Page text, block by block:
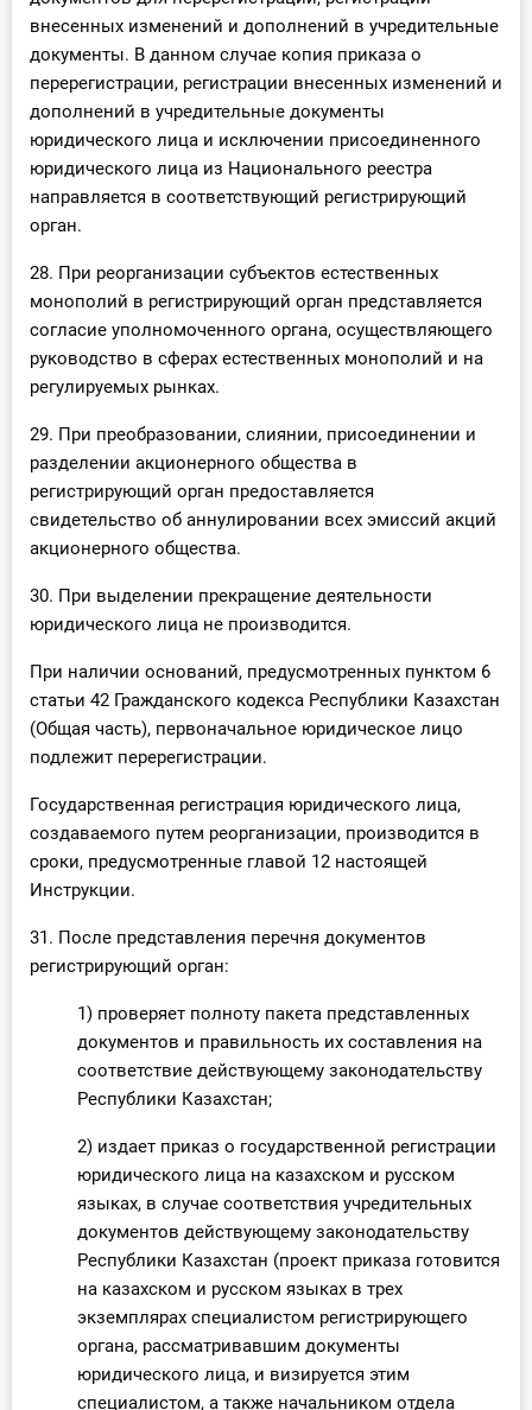
внесенных изменений и дополнений в учредительные
документы. В данном случае копия приказа о
перерегистрации, регистрации внесенных изменений и
дополнений в учредительные документы
юридического лица и исключении присоединенного
юридического лица из Национального реестра
направляется в соответствующий регистрирующий
орган.
28. При реорганизации субъектов естественных
монополий в регистрирующий орган представляется
согласие уполномоченного органа, осуществляющего
руководство в сферах естественных монополий и на
регулируемых рынках.
29. При преобразовании, слиянии, присоединении и
разделении акционерного общества в
регистрирующий орган предоставляется
свидетельство об аннулировании всех эмиссий акций
акционерного общества.
30. При выделении прекращение деятельности
юридического лица не производится.
При наличии оснований, предусмотренных пунктом 6
статьи 42 Гражданского кодекса Республики Казахстан
(Общая часть), первоначальное юридическое лицо
подлежит перерегистрации.
Государственная регистрация юридического лица,
создаваемого путем реорганизации, производится в
сроки, предусмотренные главой 12 настоящей
Инструкции.
31. После представления перечня документов
регистрирующий орган:
1) проверяет полноту пакета представленных
документов и правильность их составления на
соответствие действующему законодательству
Республики Казахстан;
2) издает приказ о государственной регистрации
юридического лица на казахском и русском
языках, в случае соответствия учредительных
документов действующему законодательству
Республики Казахстан (проект приказа готовится
на казахском и русском языках в трех
экземплярах специалистом регистрирующего
органа, рассматривавшим документы
юридического лица, и визируется этим
специалистом, а также начальником отдела